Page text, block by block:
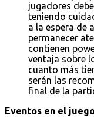
jugadores
teniendo
a la espera de
permanecer
contienen
ventaja sobre
cuanto más
serán las
final de la
Eventos en el